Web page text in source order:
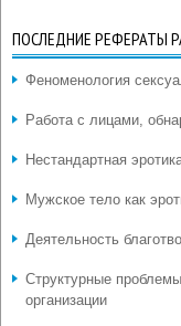
ПОСЛЕДНИЕ РЕФЕРАТЫ
Феноменология
Работа с лицами,
Нестандартная
Мужское тело как
Деятельность
Структурные
организации